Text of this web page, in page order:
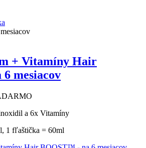
+ Vitamíny Hair
mesiacov
a 6x Vitamíny
1 fľaštička = 60ml